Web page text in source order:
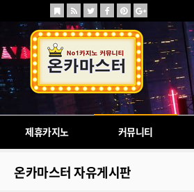
제휴카지노 커뮤니티
온카마스터 자유게시판